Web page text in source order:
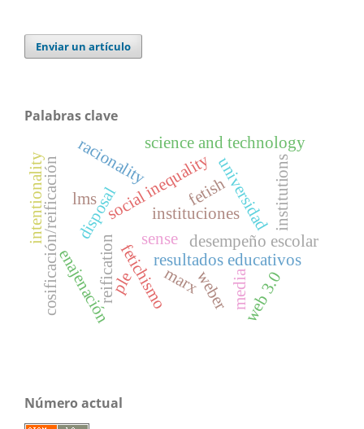
Enviar un artículo
Palabras clave
universidad
fetichismoresultados educativos
desempeño escolar
social inequality
racionality
weber
institutions
instituciones
fetish
disposal
reification
enajenación
cosificación/reificación marx media
science and technology
ple
lms
web 3.0
intentionality sense
Número actual